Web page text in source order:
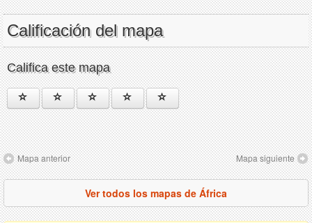
Calificación del mapa
Califica este mapa
Mapa anterior Mapa siguiente
Ver todos los mapas de África